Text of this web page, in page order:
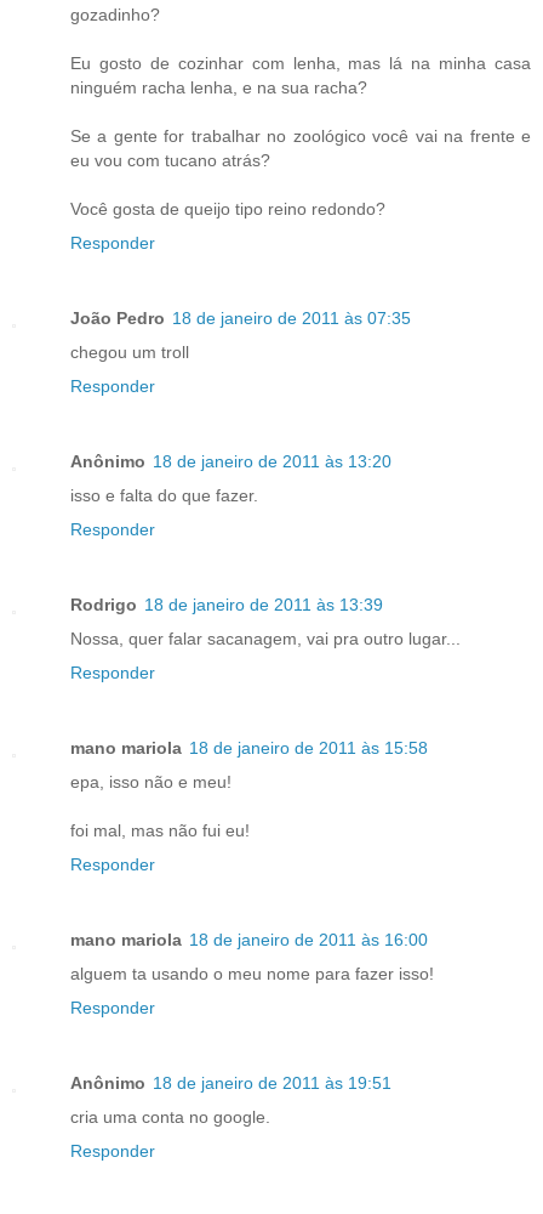
gozadinho?
Eu gosto de cozinhar com lenha, mas lá na minha casa
ninguém racha lenha, e na sua racha?
Se a gente for trabalhar no zoológico você vai na frente e
eu vou com tucano atrás?
Você gosta de queijo tipo reino redondo?
Responder
João Pedro 18 de janeiro de 2011 às 07:35
chegou um troll
Responder
Anônimo 18 de janeiro de 2011 às 13:20
isso e falta do que fazer.
Responder
Rodrigo 18 de janeiro de 2011 às 13:39
Nossa, quer falar sacanagem, vai pra outro lugar...
Responder
mano mariola 18 de janeiro de 2011 às 15:58
epa, isso não e meu!
foi mal, mas não fui eu!
Responder
mano mariola 18 de janeiro de 2011 às 16:00
alguem ta usando o meu nome para fazer isso!
Responder
Anônimo 18 de janeiro de 2011 às 19:51
cria uma conta no google.
Responder